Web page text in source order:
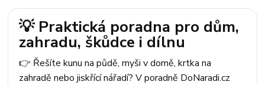
mravenci a mšice
uhlíky do nářadí
uhlíky do nařadí
uhlíky do vysavače
uhlíky do pračky uhlíky do
uhlíky parkside
uhlíky ferm uhlíky makita
uhlíkové kartáče
kde sehnat uhlíky
kde koupit uhlíky
💡 Praktická poradna pro dům,
zahradu, škůdce i dílnu
👉 Řešíte kunu na půdě, myši v domě, krtka na
zahradě nebo jiskřící nářadí? V poradně DoNaradi.cz